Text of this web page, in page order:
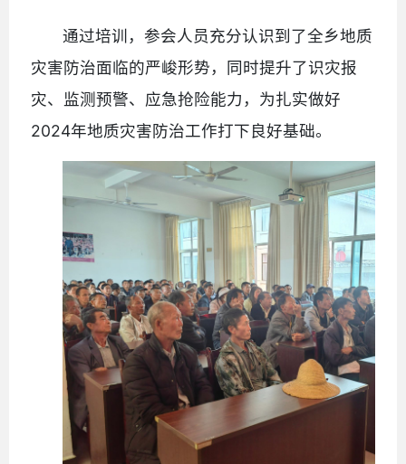
通过培训，参会人员充分认识到了全乡地质
灾害防治面临的严峻形势，同时提升了识灾报
灾、监测预警、应急抢险能力，为扎实做好
2024年地质灾害防治工作打下良好基础。